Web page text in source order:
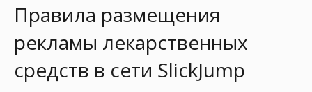
Правила размещения
рекламы лекарственных
средств в сети SlickJump